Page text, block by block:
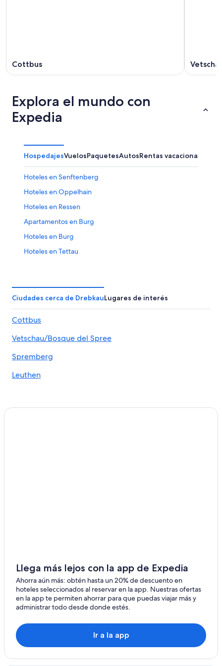
Cottbus
Explora el mundo con
Expedia
HospedajesVuelosPaquetesAutosRentas vacacionales
Hoteles en Senftenberg
Hoteles en Oppelhain
Hoteles en Ressen
Apartamentos en Burg
Hoteles en Burg
Hoteles en Tettau
Hoteles cerca de Lago Senftenberger
Hoteles en Hornow-Wadelsdorf
Hoteles en Laubst
Hoteles en Hohenbucko
Hoteles en Sallgast
Hoteles en Hosena
Hoteles cerca de Museo de Spreewald Luebbenau
Hoteles en Schlepzig
Hoteles en Spreewald
Hoteles en Klein Gaglow
Apartamentos en Friedland
Ciudades cerca de DrebkauLugares de interés
Cottbus
Vetschau/Bosque del Spree
Spremberg
Leuthen
Llega más lejos con la app de Expedia
Ahorra aún más: obtén hasta un 20% de descuento en
hoteles seleccionados al reservar en la app. Nuestras ofertas
en la app te permiten ahorrar para que puedas viajar más y
administrar todo desde donde estés.
Ir a la app